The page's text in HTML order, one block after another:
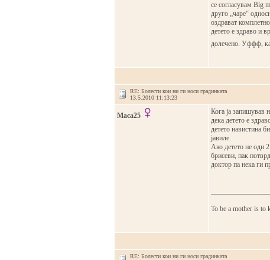
се согласувам Big
друго „чаре“
оздрават
детето е здраво и
долечено. Уффф,
RE: Болести кои ни ги носи градинката
13.5.2010 11:13:23
Maca25
Кога ја запишував
дека детето е
детето навистина
јавиле.
Ако детето не оди
брисеви, пак
доктор па нека ги
To be a mother is to
RE: Болести кои ни ги носи градинката